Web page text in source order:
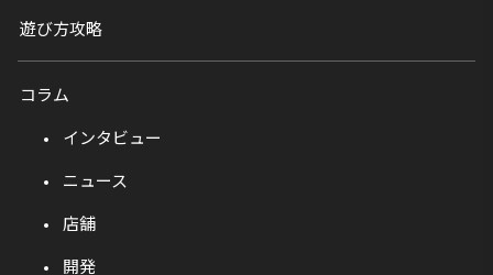
遊び方攻略
コラム
インタビュー
ニュース
店舗
開発